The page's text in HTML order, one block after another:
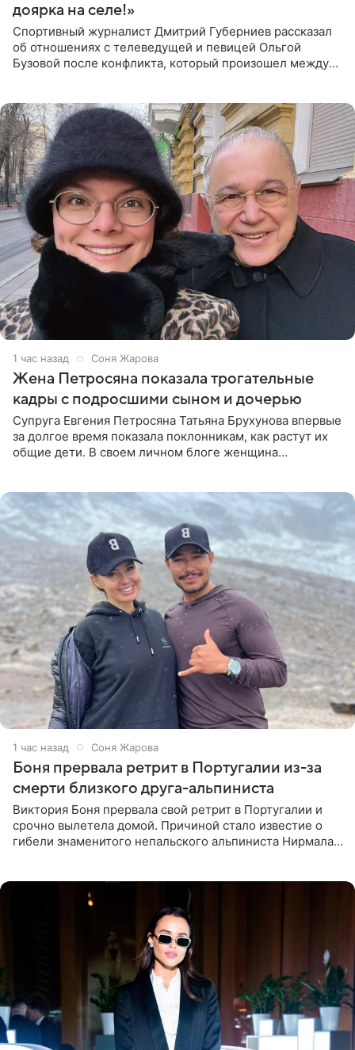
доярка на селе!»
Спортивный журналист Дмитрий Губерниев рассказал
об отношениях с телеведущей и певицей Ольгой
Бузовой после конфликта, который произошел между
1 час назад Соня Жарова
Жена Петросяна показала трогательные
кадры с подросшими сыном и дочерью
Супруга Евгения Петросяна Татьяна Брухунова впервые
за долгое время показала поклонникам, как растут их
общие дети. В своем личном блоге женщина
1 час назад Соня Жарова
Боня прервала ретрит в Португалии из-за
смерти близкого друга-альпиниста
Виктория Боня прервала свой ретрит в Португалии и
срочно вылетела домой. Причиной стало известие о
гибели знаменитого непальского альпиниста Нирмала